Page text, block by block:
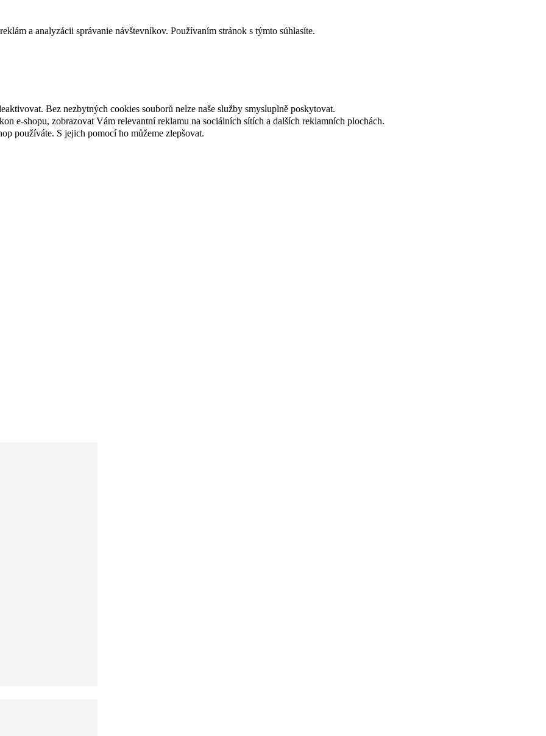
a analyzácii správanie návštevníkov. Používaním stránok s týmto súhlasíte.
Bez nezbytných cookies souborů nelze naše služby smysluplně poskytovat.
e-shopu, zobrazovat Vám relevantní reklamu na sociálních sítích a dalších reklamních plochách.
používáte. S jejich pomocí ho můžeme zlepšovat.